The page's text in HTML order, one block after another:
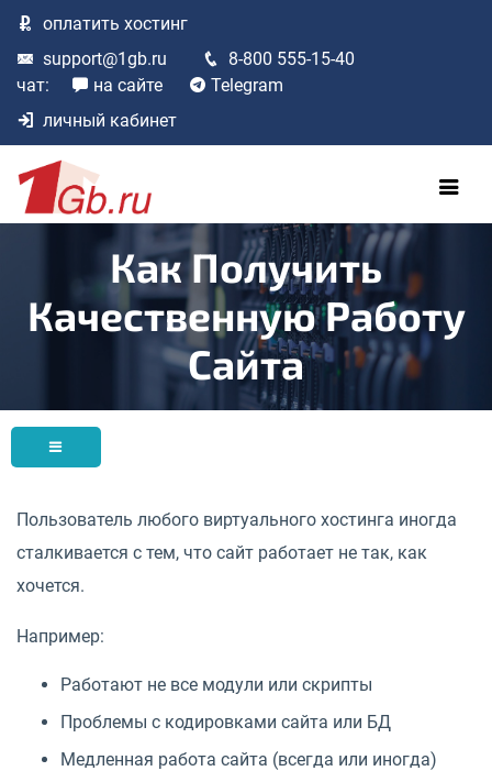
оплатить хостинг
support@1gb.ru
8-800 555-15-40
чат:
на сайте
Telegram
личный кабинет
Как Получить
Качественную Работу
Сайта
Пользователь любого виртуального хостинга иногда
сталкивается с тем, что сайт работает не так, как
хочется.
Например:
Работают не все модули или скрипты
Проблемы с кодировками сайта или БД
Медленная работа сайта (всегда или иногда)